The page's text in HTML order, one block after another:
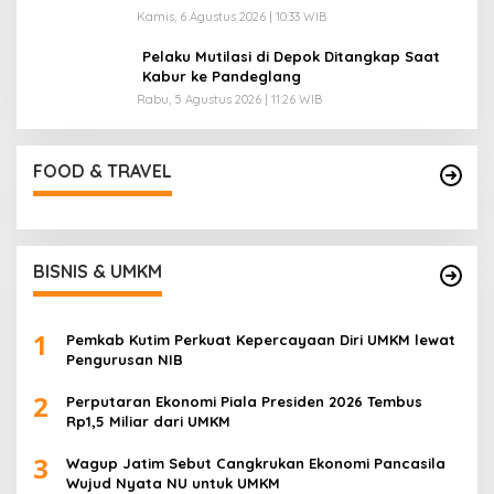
Kamis, 6 Agustus 2026 | 10:33 WIB
Pelaku Mutilasi di Depok Ditangkap Saat
Kabur ke Pandeglang
Rabu, 5 Agustus 2026 | 11:26 WIB
FOOD & TRAVEL
BISNIS & UMKM
1
Pemkab Kutim Perkuat Kepercayaan Diri UMKM lewat
Pengurusan NIB
2
Perputaran Ekonomi Piala Presiden 2026 Tembus
Rp1,5 Miliar dari UMKM
3
Wagup Jatim Sebut Cangkrukan Ekonomi Pancasila
Wujud Nyata NU untuk UMKM